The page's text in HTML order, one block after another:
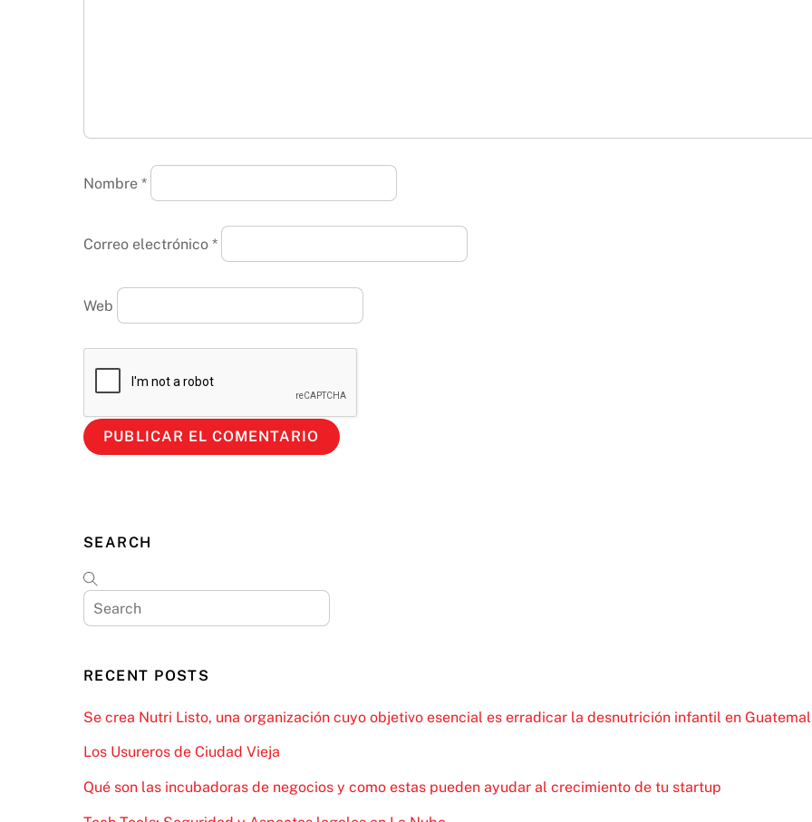
Nombre *
Correo electrónico *
Web
SEARCH
RECENT POSTS
Se crea Nutri Listo, una organización cuyo objetivo esencial es erradicar la desnutrición infantil en
Los Usureros de Ciudad Vieja
Qué son las incubadoras de negocios y como estas pueden ayudar al crecimiento de tu startup